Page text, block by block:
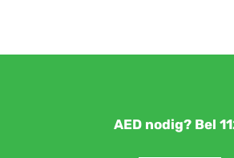
AED nodig? Bel